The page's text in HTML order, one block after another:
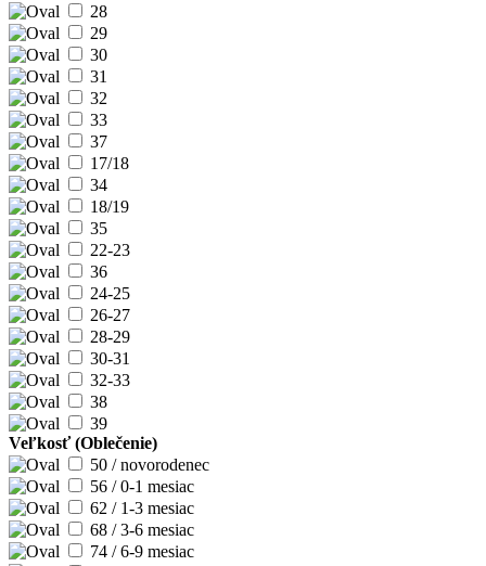
28
29
30
31
32
33
37
17/18
34
18/19
35
22-23
36
24-25
26-27
28-29
30-31
32-33
38
39
Veľkosť (Oblečenie)
50 / novorodenec
56 / 0-1 mesiac
62 / 1-3 mesiac
68 / 3-6 mesiac
74 / 6-9 mesiac